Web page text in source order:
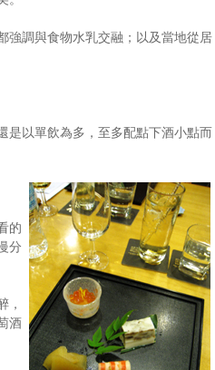
強調與食物水乳交融；以及當地從居
是以單飲為多，至多配點下酒小點而
的
分
，
酒